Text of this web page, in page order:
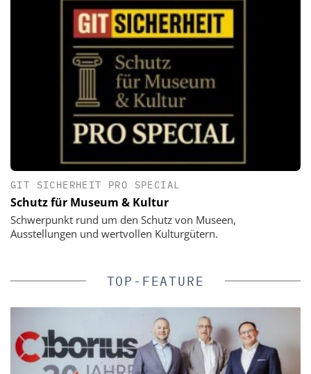
GIT SICHERHEIT PRO SPECIAL
Schutz für Museum & Kultur
Schwerpunkt rund um den Schutz von Museen,
Ausstellungen und wertvollen Kulturgütern.
TOP-FEATURE